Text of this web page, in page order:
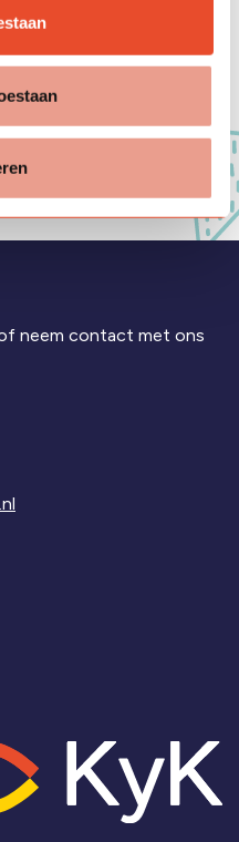
neem contact met ons